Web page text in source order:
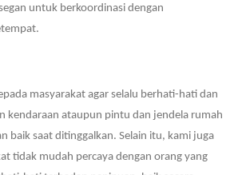
untuk berkoordinasi dengan
masyarakat agar selalu berhati-hati dan
kendaraan ataupun pintu dan jendela rumah
baik saat ditinggalkan. Selain itu, kami juga
tidak mudah percaya dengan orang yang